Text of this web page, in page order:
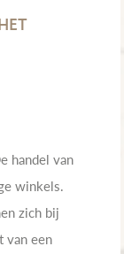
handel van
winkels.
zich bij
van een